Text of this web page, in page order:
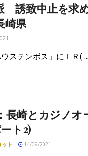
誘致中止を求
崎県
ステンボス」にＩＲ( ...
長崎とカジノオ
ト2)
ト 14/09/2021